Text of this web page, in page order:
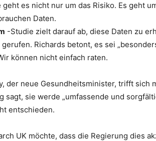
geht es nicht nur um das Risiko. Es geht
Daten.
-Studie zielt darauf ab, diese Daten zu
gerufen. Richards betont, es sei
können nicht einfach raten.
der neue Gesundheitsminister, trifft sich
sagt, sie werde „umfassende und
entschieden.
UK möchte, dass die Regierung dies